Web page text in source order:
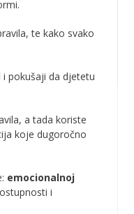
te kako svako
pokušaji da djetetu
a tada koriste
koje dugoročno
emocionalnoj
i